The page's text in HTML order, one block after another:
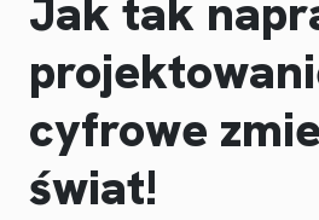
Jak tak
cyfrowe
świat!